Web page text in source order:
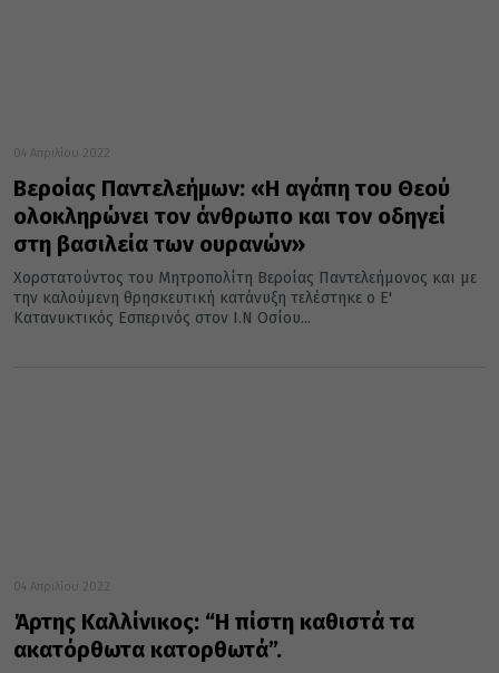
04 Απριλίου 2022
Βεροίας Παντελεήμων: «Η αγάπη του Θεού
ολοκληρώνει τον άνθρωπο και τον οδηγεί
στη βασιλεία των ουρανών»
Χορστατούντος του Μητροπολίτη Βεροίας Παντελεήμονος και με
την καλούμενη θρησκευτική κατάνυξη τελέστηκε ο Ε'
Κατανυκτικός Εσπερινός στον Ι.Ν Οσίου...
04 Απριλίου 2022
Άρτης Καλλίνικος: “Η πίστη καθιστά τα
ακατόρθωτα κατορθωτά”.